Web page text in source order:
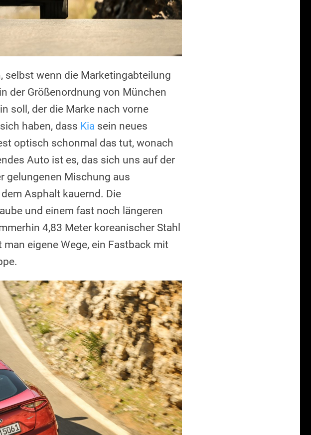
selbst wenn die Marketingabteilung
der Größenordnung von München
soll, der die Marke nach vorne
haben, dass Kiasein neues
optisch schonmal das tut, wonach
Auto ist es, das sich uns auf der
gelungenen Mischung aus
Asphalt kauernd. Die
und einem fast noch längeren
4,83 Meter koreanischer Stahl
eigene Wege, ein Fastback mit